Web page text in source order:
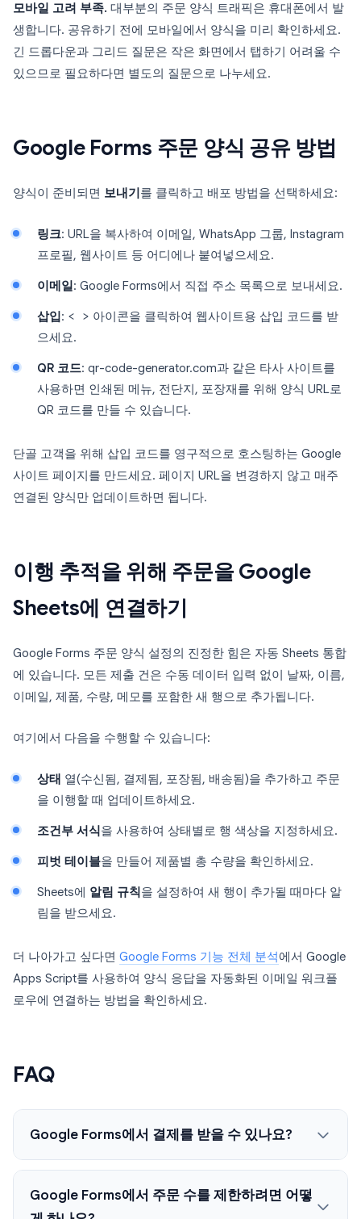
모바일 고려 부족. 대부분의 주문 양식 트래픽은 휴대폰에서 발
생합니다. 공유하기 전에 모바일에서 양식을 미리 확인하세요.
긴 드롭다운과 그리드 질문은 작은 화면에서 탭하기 어려울 수
있으므로 필요하다면 별도의 질문으로 나누세요.
Google Forms 주문 양식 공유 방법
양식이 준비되면 보내기를 클릭하고 배포 방법을 선택하세요:
링크: URL을 복사하여 이메일, WhatsApp 그룹, Instagram
프로필, 웹사이트 등 어디에나 붙여넣으세요.
이메일: Google Forms에서 직접 주소 목록으로 보내세요.
삽입: < > 아이콘을 클릭하여 웹사이트용 삽입 코드를 받
으세요.
QR 코드: qr-code-generator.com과 같은 타사 사이트를
사용하면 인쇄된 메뉴, 전단지, 포장재를 위해 양식 URL로
QR 코드를 만들 수 있습니다.
단골 고객을 위해 삽입 코드를 영구적으로 호스팅하는 Google
사이트 페이지를 만드세요. 페이지 URL을 변경하지 않고 매주
연결된 양식만 업데이트하면 됩니다.
이행 추적을 위해 주문을 Google
Sheets에 연결하기
Google Forms 주문 양식 설정의 진정한 힘은 자동 Sheets 통합
에 있습니다. 모든 제출 건은 수동 데이터 입력 없이 날짜, 이름,
이메일, 제품, 수량, 메모를 포함한 새 행으로 추가됩니다.
여기에서 다음을 수행할 수 있습니다:
상태 열(수신됨, 결제됨, 포장됨, 배송됨)을 추가하고 주문
을 이행할 때 업데이트하세요.
조건부 서식을 사용하여 상태별로 행 색상을 지정하세요.
피벗 테이블을 만들어 제품별 총 수량을 확인하세요.
Sheets에 알림 규칙을 설정하여 새 행이 추가될 때마다 알
림을 받으세요.
더 나아가고 싶다면 Google Forms 기능 전체 분석에서 Google
Apps Script를 사용하여 양식 응답을 자동화된 이메일 워크플
로우에 연결하는 방법을 확인하세요.
FAQ
Google Forms에서 결제를 받을 수 있나요?
Google Forms에서 주문 수를 제한하려면 어떻